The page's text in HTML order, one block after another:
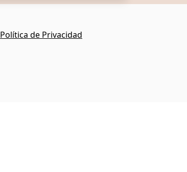
Política de Privacidad